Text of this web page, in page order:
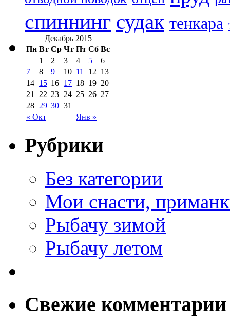
спиннинг судак тенкара
Декабрь 2015
Пн Вт Ср Чт Пт Сб Вс
« Окт Янв »
1 2 3 4 5
6
7
8 9 10 11 12 13
14 15 16 17 18 19 20
21
22 23 24 25 26 27
28 29 30 31
Рубрики
Без категории
Мои снасти,
Рыбачу зимой
Рыбачу летом
Свежие комментарии